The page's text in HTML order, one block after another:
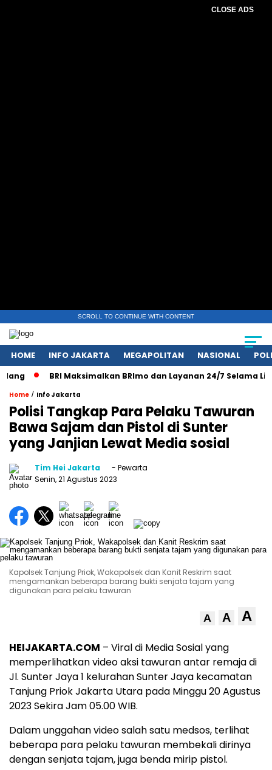
CLOSE ADS
SCROLL TO CONTINUE WITH CONTENT
HOME INFO JAKARTA MEGAPOLITAN NASIONAL
BRI Maksimalkan BRImo dan Layanan 24/7 Selama Libur
Home / Info Jakarta
Polisi Tangkap Para Pelaku Tawuran
Bawa Sajam dan Pistol di Sunter
yang Janjian Lewat Media sosial
Tim Hei Jakarta
- Pewarta
Senin, 21 Agustus 2023
Kapolsek Tanjung Priok, Wakapolsek dan Kanit Reskrim saat
mengamankan beberapa barang bukti senjata tajam yang
digunakan para pelaku tawuran
A A A
HEIJAKARTA.COM – Viral di Media Sosial yang
memperlihatkan video aksi tawuran antar remaja di
Jl. Sunter Jaya 1 kelurahan Sunter Jaya kecamatan
Tanjung Priok Jakarta Utara pada Minggu 20 Agustus
2023 Sekira Jam 05.00 WIB.
Dalam unggahan video salah satu medsos, terlihat
beberapa para pelaku tawuran membekali dirinya
dengan senjata tajam, juga benda mirip pistol.